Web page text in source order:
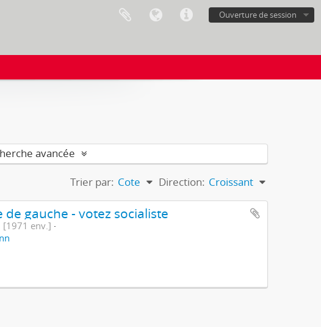
Ouverture de session
avancée
Trier par: Cote Direction: Croissant
gauche - votez socialiste
[1971 env.]